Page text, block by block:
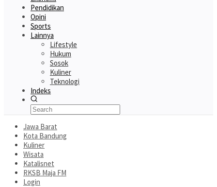
Pendidikan
Opini
Sports
Lainnya
Lifestyle
Hukum
Sosok
Kuliner
Teknologi
Indeks
Jawa Barat
Kota Bandung
Kuliner
Wisata
Katalisnet
RKSB Maja FM
Login